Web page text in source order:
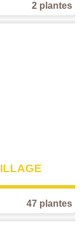
2 plantes
47 plantes